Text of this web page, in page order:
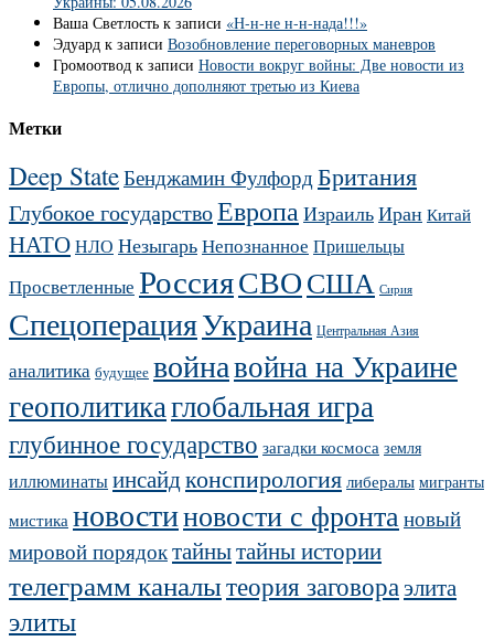
Ваша Светлость к записи «Н-н-не н-н-нада!!!»
Эдуард к записи Возобновление переговорных маневров
Громоотвод к записи Новости вокруг войны: Две новости из
Европы, отлично дополняют третью из Киева
Метки
Deep StateБенджамин ФулфордБритания
Глубокое государствоЕвропаИзраильИран Китай
НАТОНЛО НезыгарьНепознанное Пришельцы
Просветленные РоссияСВОСША Сирия
СпецоперацияУкраина Центральная Азия
аналитика будущее войнавойна на Украине
геополитикаглобальная игра
глубинное государство загадки космоса земля
иллюминатыинсайдконспирология либералы мигранты
мистика новостиновости с фронтановый
мировой порядоктайнытайны истории
телеграмм каналытеория заговораэлита
элиты